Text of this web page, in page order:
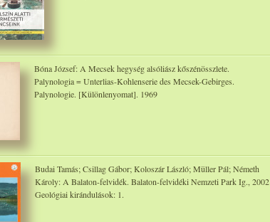
Bóna József: A Mecsek hegység alsóliász kőszénösszlete.
Palynologia = Unterlias-Kohlenserie des Mecsek-Gebirges.
Palynologie. [Különlenyomat]. 1969
Budai Tamás; Csillag Gábor; Koloszár László; Müller Pál; Németh
Károly: A Balaton-felvidék. Balaton-felvidéki Nemzeti Park Ig., 2002
Geológiai kirándulások: 1.